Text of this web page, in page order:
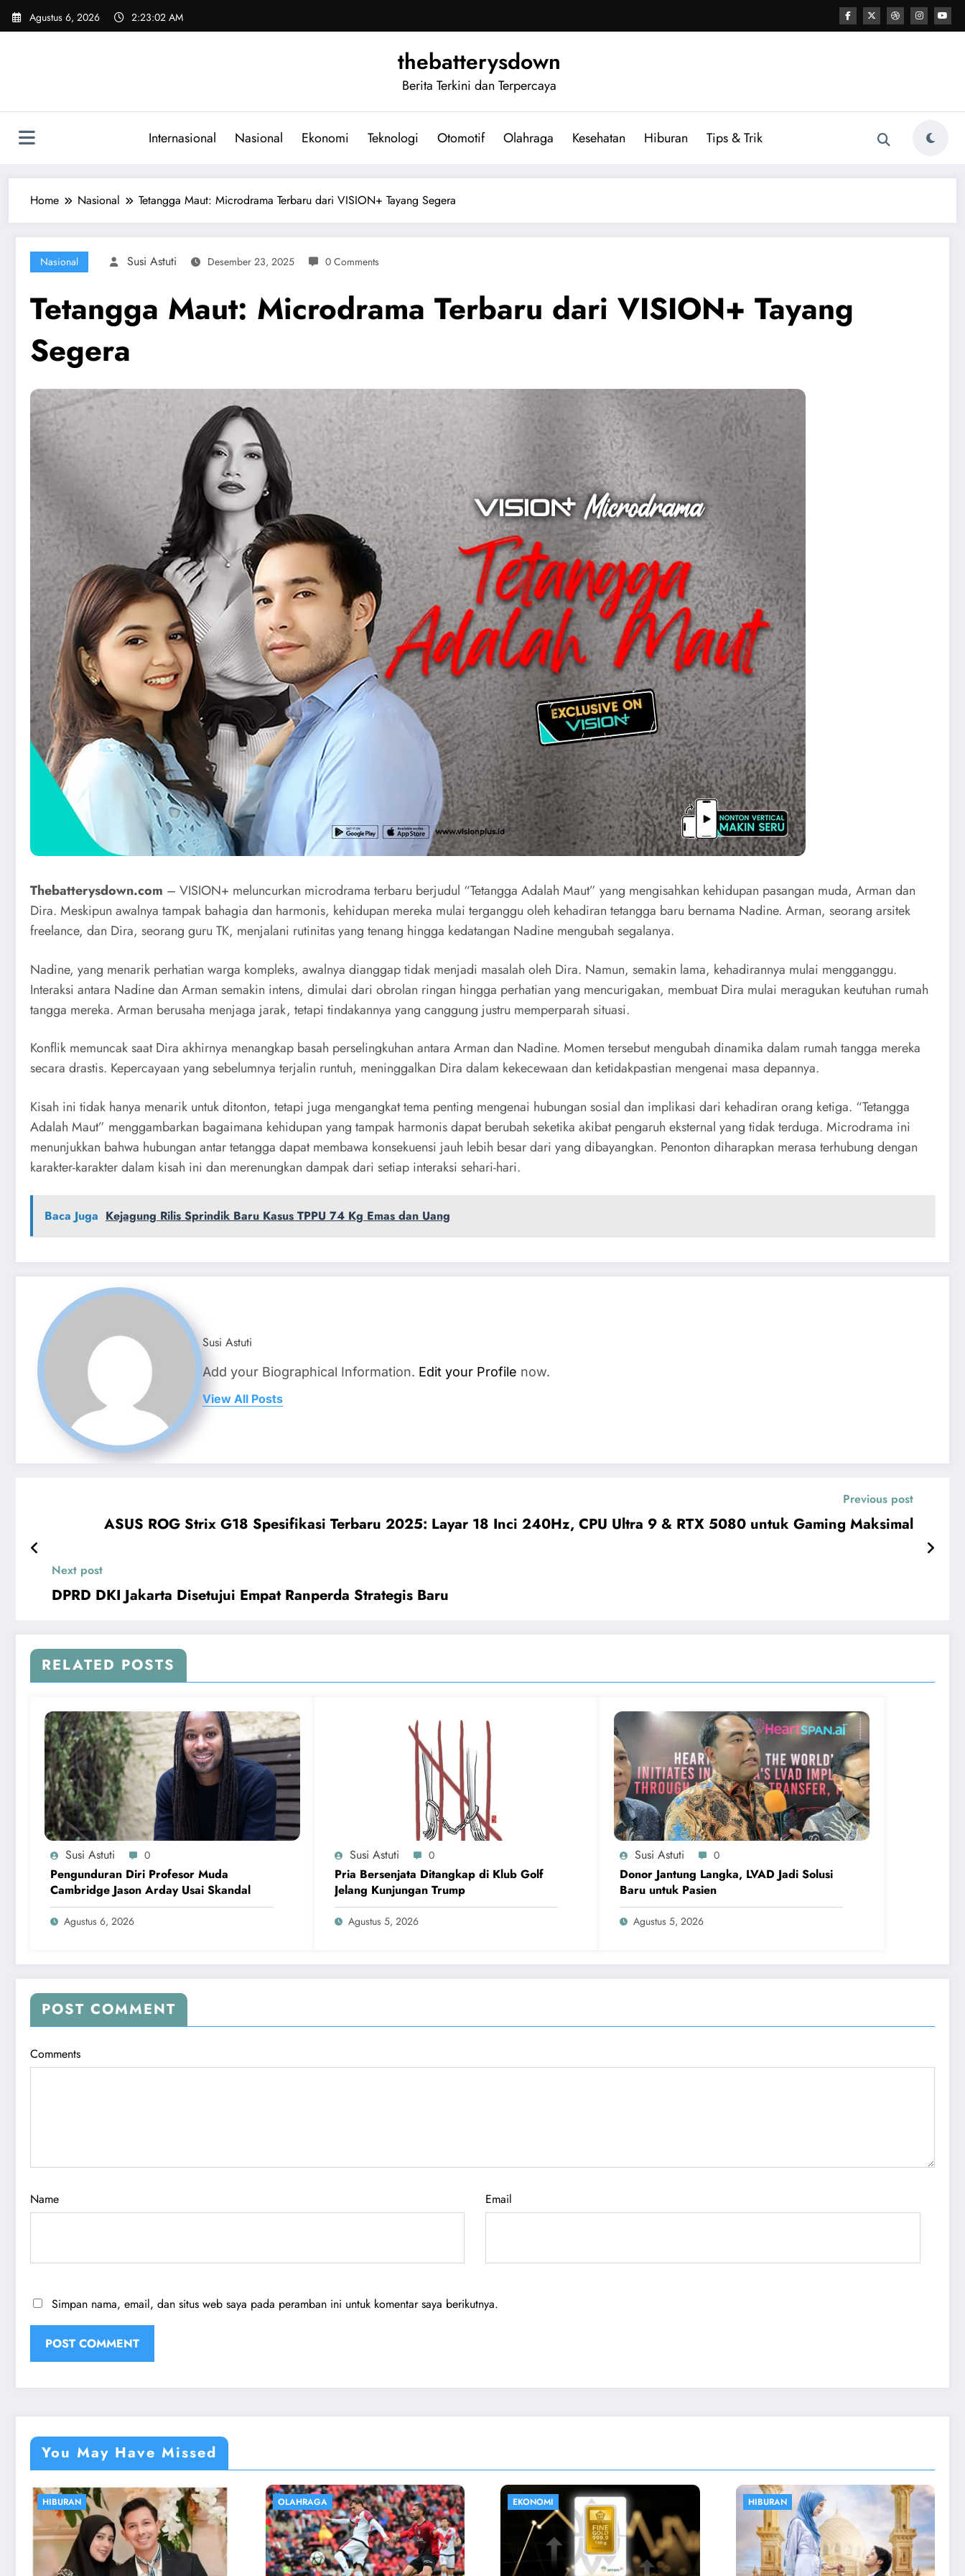
Skip
Agustus 6, 2026 2:23:03 AM
thebatterysdown
Berita Terkini dan Terpercaya
Internasional Nasional Ekonomi Teknologi Otomotif Olahraga Kesehatan Hiburan Tips & Trik
Home Nasional Tetangga Maut: Microdrama Terbaru dari VISION+ Tayang Segera
Nasional Susi Astuti Desember 23, 2025 0 Comments
Tetangga Maut: Microdrama Terbaru dari VISION+ Tayang
Segera
Thebatterysdown.com – VISION+ meluncurkan microdrama terbaru berjudul “Tetangga Adalah Maut” yang mengisahkan kehidupan pasangan muda, Arman dan
Dira. Meskipun awalnya tampak bahagia dan harmonis, kehidupan mereka mulai terganggu oleh kehadiran tetangga baru bernama Nadine. Arman, seorang arsitek
freelance, dan Dira, seorang guru TK, menjalani rutinitas yang tenang hingga kedatangan Nadine mengubah segalanya.
Nadine, yang menarik perhatian warga kompleks, awalnya dianggap tidak menjadi masalah oleh Dira. Namun, semakin lama, kehadirannya mulai mengganggu.
Interaksi antara Nadine dan Arman semakin intens, dimulai dari obrolan ringan hingga perhatian yang mencurigakan, membuat Dira mulai meragukan keutuhan rumah
tangga mereka. Arman berusaha menjaga jarak, tetapi tindakannya yang canggung justru memperparah situasi.
Konflik memuncak saat Dira akhirnya menangkap basah perselingkuhan antara Arman dan Nadine. Momen tersebut mengubah dinamika dalam rumah tangga mereka
secara drastis. Kepercayaan yang sebelumnya terjalin runtuh, meninggalkan Dira dalam kekecewaan dan ketidakpastian mengenai masa depannya.
Kisah ini tidak hanya menarik untuk ditonton, tetapi juga mengangkat tema penting mengenai hubungan sosial dan implikasi dari kehadiran orang ketiga. “Tetangga
Adalah Maut” menggambarkan bagaimana kehidupan yang tampak harmonis dapat berubah seketika akibat pengaruh eksternal yang tidak terduga. Microdrama ini
menunjukkan bahwa hubungan antar tetangga dapat membawa konsekuensi jauh lebih besar dari yang dibayangkan. Penonton diharapkan merasa terhubung dengan
karakter-karakter dalam kisah ini dan merenungkan dampak dari setiap interaksi sehari-hari.
Baca Juga Kejagung Rilis Sprindik Baru Kasus TPPU 74 Kg Emas dan Uang
Susi Astuti
Add your Biographical Information. Edit your Profile now.
View All Posts
Previous post
ASUS ROG Strix G18 Spesifikasi Terbaru 2025: Layar 18 Inci 240Hz, CPU Ultra 9 & RTX 5080 untuk Gaming Maksimal
Next post
DPRD DKI Jakarta Disetujui Empat Ranperda Strategis Baru
RELATED POSTS
Susi Astuti 0
Pengunduran Diri Profesor Muda
Cambridge Jason Arday Usai Skandal
Agustus 6, 2026
Susi Astuti 0
Pria Bersenjata Ditangkap di Klub Golf
Jelang Kunjungan Trump
Agustus 5, 2026
Susi Astuti 0
Donor Jantung Langka, LVAD Jadi Solusi
Baru untuk Pasien
Agustus 5, 2026
POST COMMENT
Comments
Name Email
Simpan nama, email, dan situs web saya pada peramban ini untuk komentar saya berikutnya.
You May Have Missed
OLAHRAGA EKONOMI HIBURAN OLAHRAGA